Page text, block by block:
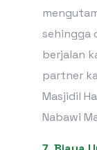
sehingga
berjalan
partner
Masjidil
Nabawi